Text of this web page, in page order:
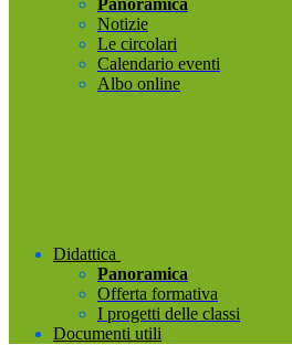
Panoramica
Notizie
Le circolari
Calendario eventi
Albo online
Didattica
Panoramica
Offerta formativa
I progetti delle classi
Documenti utili